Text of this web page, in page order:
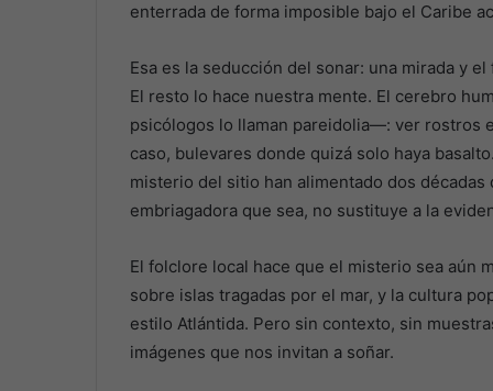
enterrada de forma imposible bajo el Caribe
Esa es la seducción del sonar: una mirada y
El resto lo hace nuestra mente. El cerebro
psicólogos lo llaman pareidolia—: ver rostros
caso, bulevares donde quizá solo haya
misterio del sitio han alimentado dos
embriagadora que sea, no sustituye a la
El folclore local hace que el misterio sea aún
sobre islas tragadas por el mar, y la cultura
estilo Atlántida. Pero sin contexto, sin
imágenes que nos invitan a soñar.